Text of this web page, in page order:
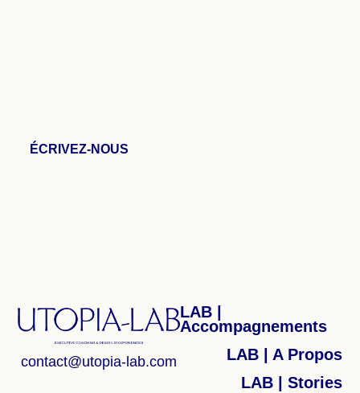
ÉCRIVEZ-NOUS
contact@utopia-lab.com
LAB |
Accompagnements
LAB | A Propos
LAB | Stories